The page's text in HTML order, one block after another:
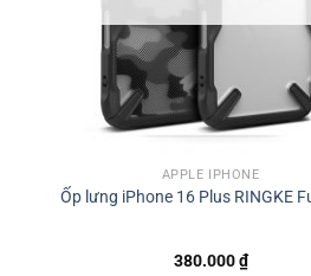
APPLE IPHONE
Ốp lưng iPhone 16 Plus RINGKE
380.000₫